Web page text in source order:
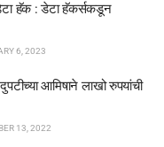
हॅक : डेटा हॅकर्सकडून
6, 2023
आमिषाने लाखो रुपयांची
13, 2022